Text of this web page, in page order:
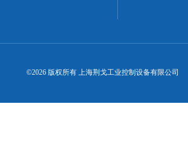
©2026 版权所有 上海荆戈工业控制设备有限公司